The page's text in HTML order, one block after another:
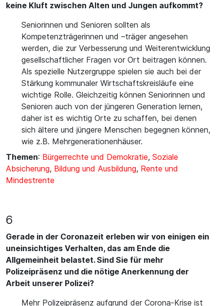
keine Kluft zwischen Alten und Jungen aufkommt?
Seniorinnen und Senioren sollten als
Kompetenzträgerinnen und –träger angesehen
werden, die zur Verbesserung und Weiterentwicklung
gesellschaftlicher Fragen vor Ort beitragen können.
Als spezielle Nutzergruppe spielen sie auch bei der
Stärkung kommunaler Wirtschaftskreisläufe eine
wichtige Rolle. Gleichzeitig können Seniorinnen und
Senioren auch von der jüngeren Generation lernen,
daher ist es wichtig Orte zu schaffen, bei denen
sich ältere und jüngere Menschen begegnen können,
wie z.B. Mehrgenerationenhäuser.
Themen: Bürgerrechte und Demokratie, Soziale
Absicherung, Bildung und Ausbildung, Rente und
Mindestrente
6
Gerade in der Coronazeit erleben wir von einigen ein
uneinsichtiges Verhalten, das am Ende die
Allgemeinheit belastet. Sind Sie für mehr
Polizeipräsenz und die nötige Anerkennung der
Arbeit unserer Polizei?
Mehr Polizeipräsenz aufgrund der Corona-Krise ist